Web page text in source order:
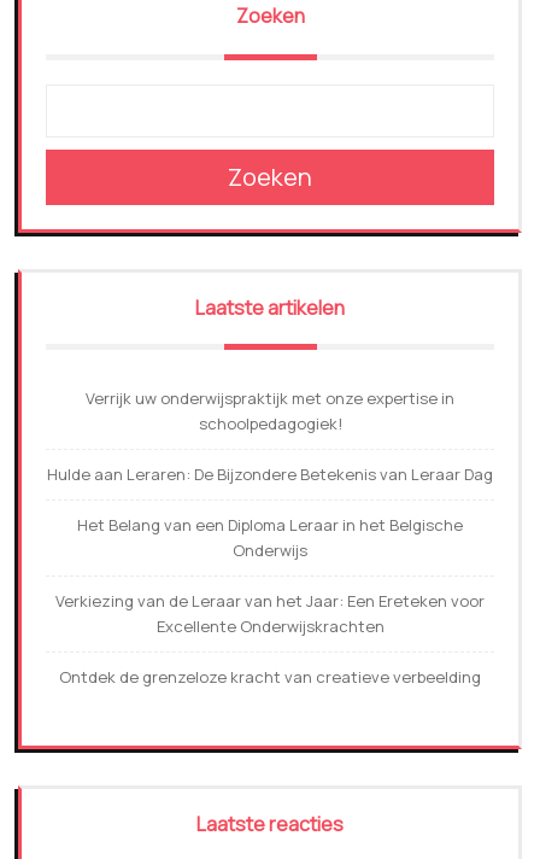
Zoeken
Zoeken
Laatste artikelen
Verrijk uw onderwijspraktijk met onze expertise in
schoolpedagogiek!
Hulde aan Leraren: De Bijzondere Betekenis van Leraar Dag
Het Belang van een Diploma Leraar in het Belgische
Onderwijs
Verkiezing van de Leraar van het Jaar: Een Ereteken voor
Excellente Onderwijskrachten
Ontdek de grenzeloze kracht van creatieve verbeelding
Laatste reacties